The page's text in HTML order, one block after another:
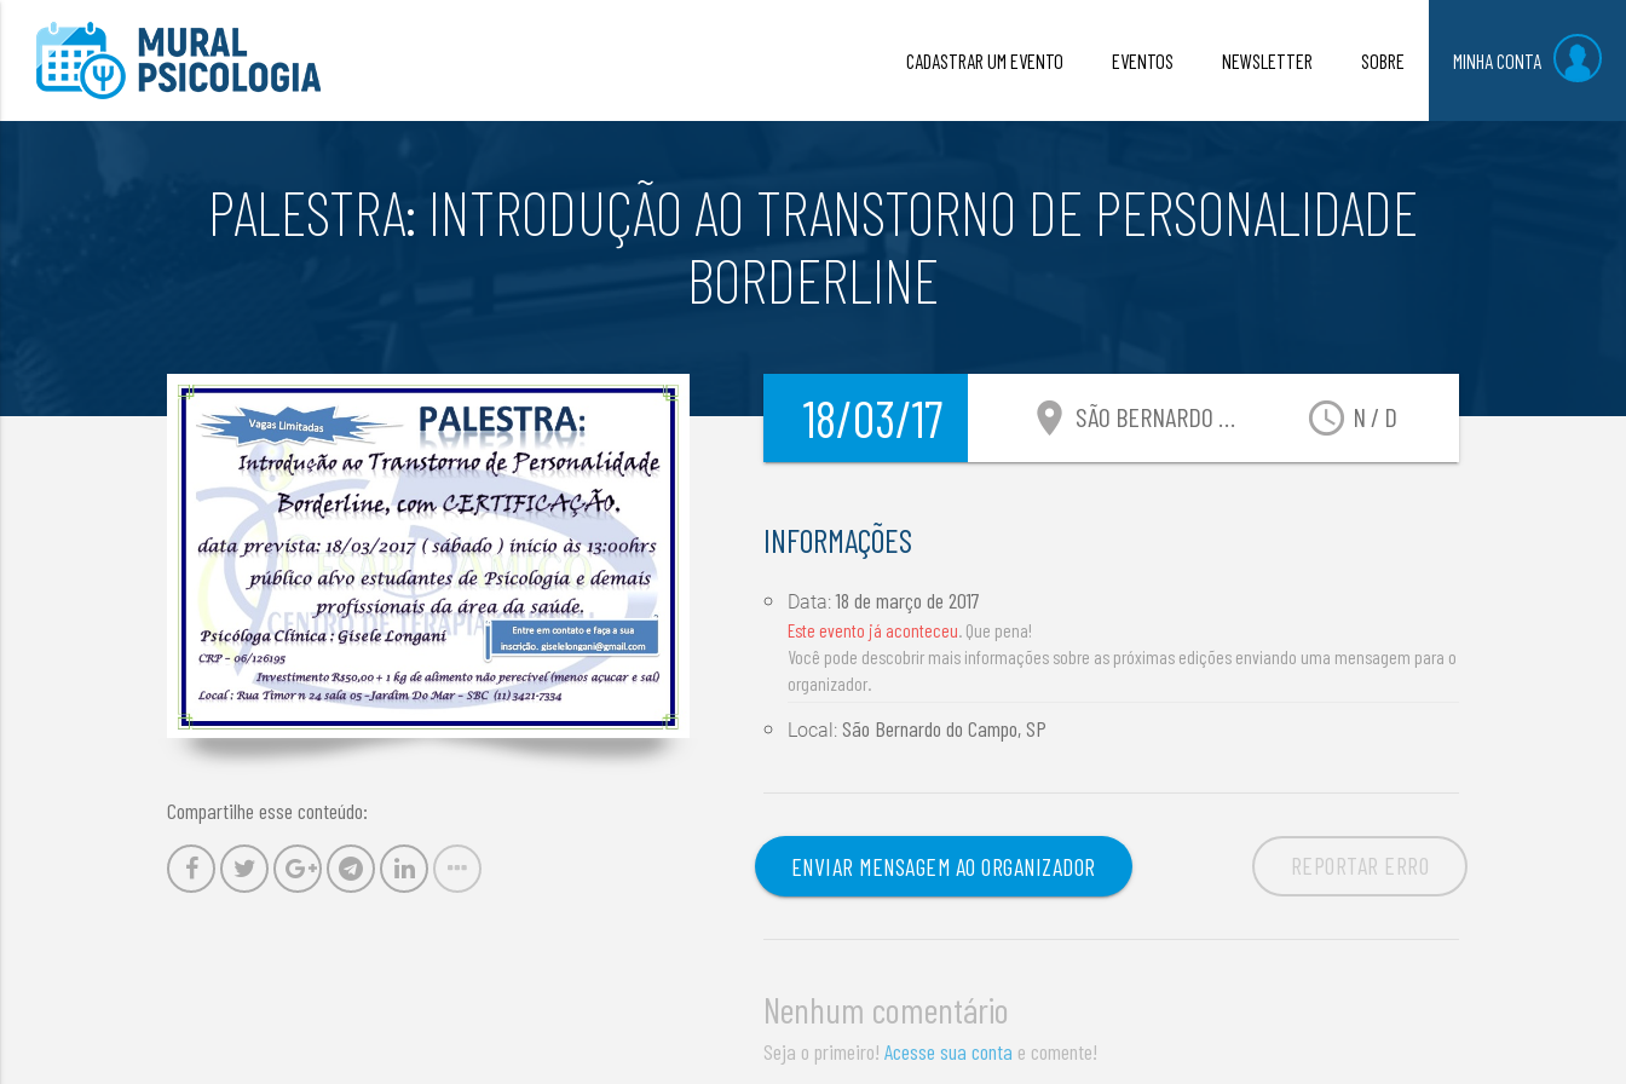
CADASTRAR UM EVENTO EVENTOS NEWSLETTER SOBRE MINHA CONTA
PALESTRA: INTRODUÇÃO AO TRANSTORNO DE PERSONALIDADE
BORDERLINE
Compartilhe esse conteúdo:
18/03/17 access_time N / D
location_on SÃO BERNARDO DO CAMPO-SP
INFORMAÇÕES
Data:18 de março de 2017
Este evento já aconteceu. Que pena!
Você pode descobrir mais informações sobre as próximas edições enviando uma mensagem para o
organizador.
Local: São Bernardo do Campo, SP
ENVIAR MENSAGEM AO ORGANIZADOR REPORTAR ERRO
Nenhum comentário
Seja o primeiro!Acesse sua conta e comente!